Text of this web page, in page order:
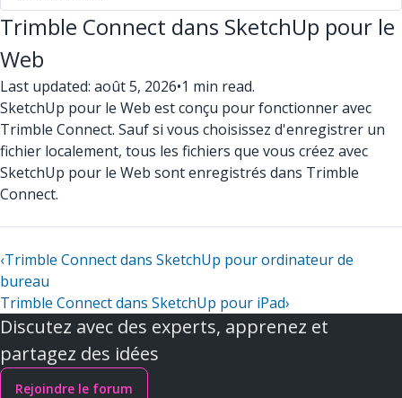
Trimble Connect dans SketchUp pour le
Web
Last updated: août 5, 2026•1 min read.
SketchUp pour le Web est conçu pour fonctionner avec
Trimble Connect. Sauf si vous choisissez d'enregistrer un
fichier localement, tous les fichiers que vous créez avec
SketchUp pour le Web sont enregistrés dans Trimble
Connect.
‹Trimble Connect dans SketchUp pour ordinateur de
bureau
Trimble Connect dans SketchUp pour iPad›
Discutez avec des experts, apprenez et
partagez des idées
Rejoindre le forum